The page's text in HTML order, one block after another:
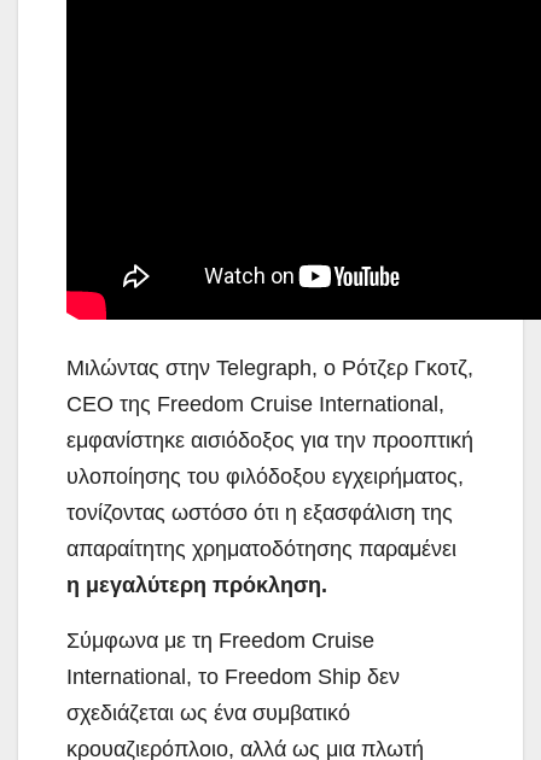
Μιλώντας στην Telegraph, ο Ρότζερ Γκοτζ,
CEO της Freedom Cruise International,
εμφανίστηκε αισιόδοξος για την προοπτική
υλοποίησης του φιλόδοξου εγχειρήματος,
τονίζοντας ωστόσο ότι η εξασφάλιση της
απαραίτητης χρηματοδότησης παραμένει
η μεγαλύτερη πρόκληση.
Σύμφωνα με τη Freedom Cruise
International, το Freedom Ship δεν
σχεδιάζεται ως ένα συμβατικό
κρουαζιερόπλοιο, αλλά ως μια πλωτή